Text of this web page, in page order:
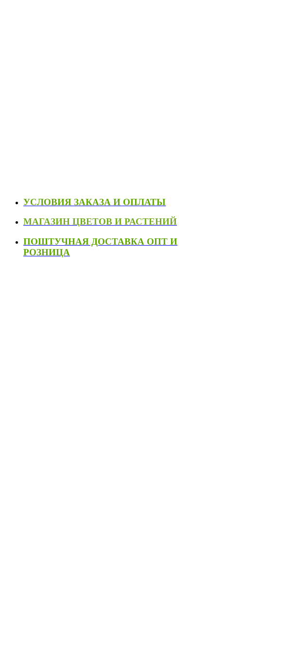
УСЛОВИЯ ЗАКАЗА И ОПЛАТЫ
МАГАЗИН ЦВЕТОВ И РАСТЕНИЙ
ПОШТУЧНАЯ ДОСТАВКА ОПТ И
РОЗНИЦА